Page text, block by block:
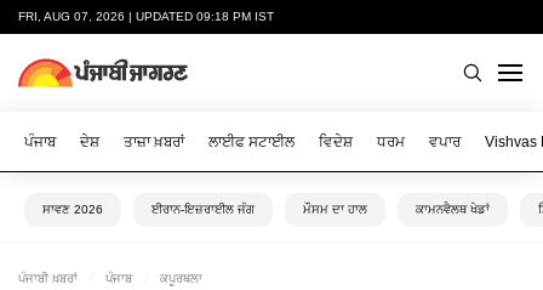
FRI, AUG 07, 2026 | UPDATED 09:18 PM IST
ਪੰਜਾਬ ਦੇਸ਼ ਤਾਜ਼ਾ ਖ਼ਬਰਾਂ ਲਾਈਫ ਸਟਾਈਲ ਵਿਦੇਸ਼ ਧਰਮ ਵਪਾਰ Vishvas
ਸਾਵਣ 2026 ਈਰਾਨ-ਇਜ਼ਰਾਈਲ ਜੰਗ ਮੌਸਮ ਦਾ ਹਾਲ ਕਾਮਨਵੈਲਥ ਖੇਡਾਂ
ਪੰਜਾਬੀ ਖ਼ਬਰਾਂ ਪੰਜਾਬ ਕਪੂਰਥਲਾ